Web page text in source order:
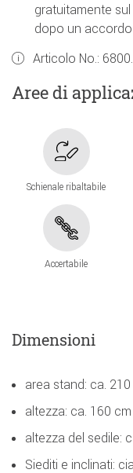
gratuitamente
dopo un
Articolo No.:
Aree di
Schienale ribaltabile
Accertabile
Dimensioni
area stand: ca.
altezza: ca. 160 cm
altezza del sedile:
Siediti e inclinati: